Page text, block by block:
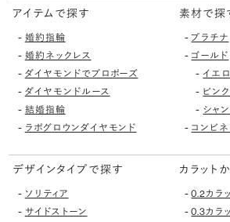
アイテムで探す
- 婚約指輪
- 婚約ネックレス
- ダイヤモンドでプロポーズ
- ダイヤモンドルース
- 結婚指輪
- ラボグロウンダイヤモンド
素材で探
-プラチナ
- ゴールド
-イエ
- ピン
- シャ
- コンビネ
デザインタイプで探す
- ソリティア
- サイドストーン
カラット
-0.2カラ
-0.3カラ